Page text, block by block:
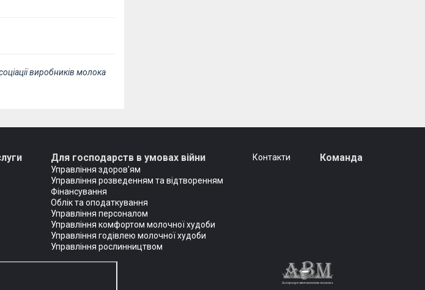
виробників молока
Для господарств в умовах війни
Управління здоров'ям
Управління розведенням та відтворенням
Фінансування
Облік та оподаткування
Управління персоналом
Управління комфортом молочної худоби
Управління годівлею молочної худоби
Управління рослинництвом
Контакти Команда